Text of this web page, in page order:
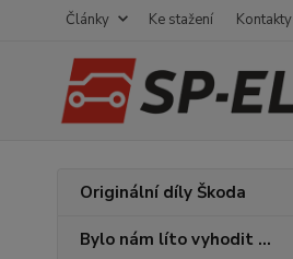
Články Ke stažení Kontakty
Originální díly Škoda
Bylo nám líto vyhodit ...